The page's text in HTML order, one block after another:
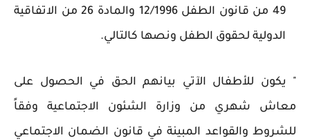
49 من قانون الطفل 12/1996 والمادة 26 من الاتفاقية
الدولية لحقوق الطفل ونصها كالتالي.
" يكون للأطفال الآتي بيانهم الحق في الحصول على
معاش شهري من وزارة الشئون الاجتماعية وفقاً
للشروط والقواعد المبينة في قانون الضمان الاجتماعي